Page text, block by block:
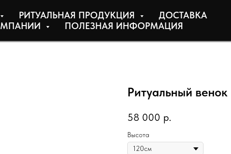
РИТУАЛЬНАЯ ПРОДУКЦИЯ
ДОСТАВКА
ПОЛЕЗНАЯ ИНФОРМАЦИЯ
Ритуальный
58 000 р.
Высота